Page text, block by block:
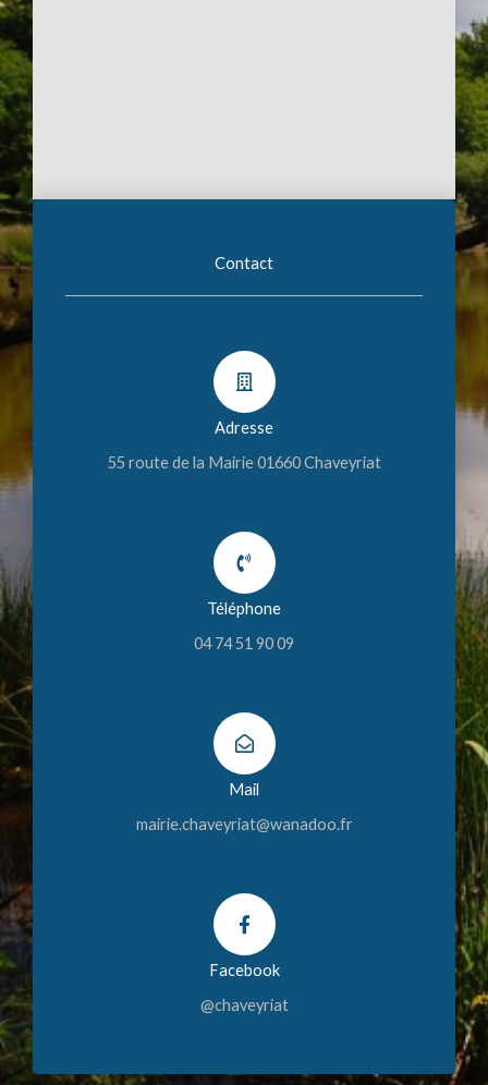
Contact
Adresse
55 route de la Mairie 01660 Chaveyriat
Téléphone
04 74 51 90 09
Mail
mairie.chaveyriat@wanadoo.fr
Facebook
@chaveyriat